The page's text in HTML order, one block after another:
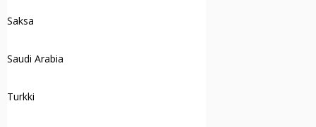
Saksa
Saudi Arabia
Turkki